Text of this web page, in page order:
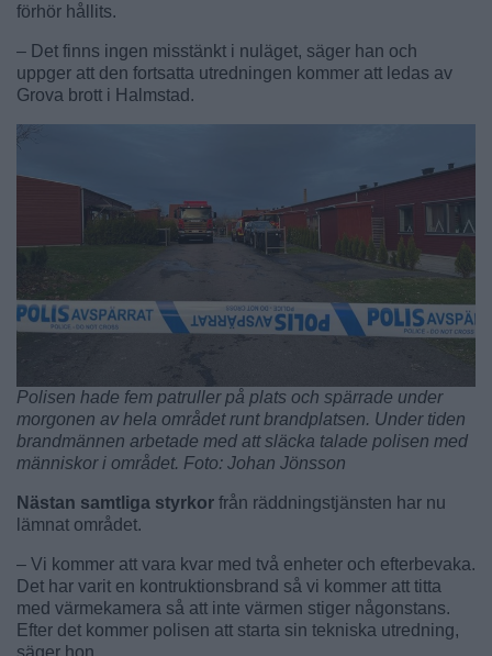
förhör hållits.
– Det finns ingen misstänkt i nuläget, säger han och
uppger att den fortsatta utredningen kommer att ledas av
Grova brott i Halmstad.
Polisen hade fem patruller på plats och spärrade under
morgonen av hela området runt brandplatsen. Under tiden
brandmännen arbetade med att släcka talade polisen med
människor i området. Foto: Johan Jönsson
Nästan samtliga styrkor från räddningstjänsten har nu
lämnat området.
– Vi kommer att vara kvar med två enheter och efterbevaka.
Det har varit en kontruktionsbrand så vi kommer att titta
med värmekamera så att inte värmen stiger någonstans.
Efter det kommer polisen att starta sin tekniska utredning,
säger hon.